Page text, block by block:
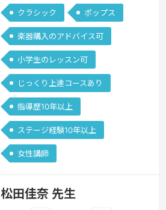
から80代、初心者の方から音大受験生
までレッスン経験があります。吹きたい
曲が吹けるようになる楽しさを一緒に味
わいま…続きを見る »
クラシック ポップス
楽器購入のアドバイス可
小学生のレッスン可
じっくり上達コースあり
指導歴10年以上
ステージ経験10年以上
女性講師
松田佳奈 先生